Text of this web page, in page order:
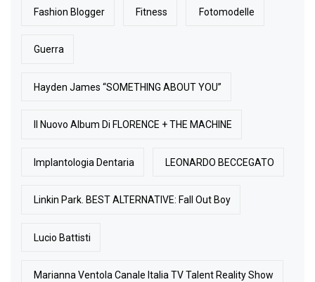
Fashion Blogger Fitness Fotomodelle
Guerra
Hayden James “SOMETHING ABOUT YOU”
Il Nuovo Album Di FLORENCE + THE MACHINE
Implantologia Dentaria LEONARDO BECCEGATO
Linkin Park. BEST ALTERNATIVE: Fall Out Boy
Lucio Battisti
Marianna Ventola Canale Italia TV Talent Reality Show